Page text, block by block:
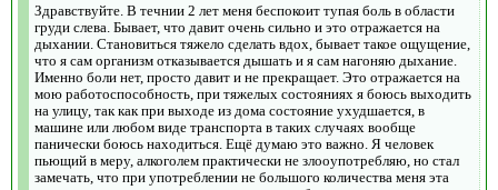
Здравствуйте. В течнии 2 лет меня беспокоит тупая боль в области
груди слева. Бывает, что давит очень сильно и это отражается на
дыхании. Становиться тяжело сделать вдох, бывает такое ощущение,
что я сам организм отказывается дышать и я сам нагоняю дыхание.
Именно боли нет, просто давит и не прекращает. Это отражается на
мою работоспособность, при тяжелых состояниях я боюсь выходить
на улицу, так как при выходе из дома состояние ухудшается, в
машине или любом виде транспорта в таких случаях вообще
панически боюсь находиться. Ещё думаю это важно. Я человек
пьющий в меру, алкоголем практически не злооупотребляю, но стал
замечать, что при употреблении не большого количества меня эта